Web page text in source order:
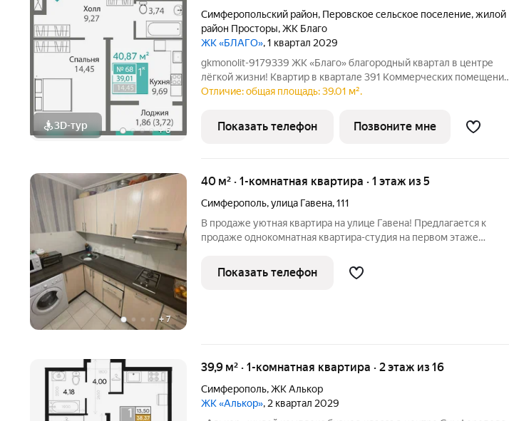
3D-тур +6
Симферопольский район, Перовское сельское поселение,жилой
район Просторы,ЖК Благо
ЖК «БЛАГО», 1 квартал 2029
gkmonolit-9179339 ЖК «Благо» благородный квартал в центре
лёгкой жизни! Квартир в квартале 391 Коммерческих помещений
43 Высота потолков 2, 85 м Крышная газовая котельня
ключей: II кв.
Отличие: общая площадь: 39.01 м².
Показать телефон Позвоните мне
+ 7
40 м² · 1-комнатная квартира · 1 этаж из 5
Симферополь,улица Гавена,111
В продаже уютная квартира на улице Гавена! Предлагается к
продаже однокомнатная квартира-студия на первом этаже
выполнен современный ремонт. Остается вся мебель и техника.
Установлены все
Показать телефон
39,9 м² · 1-комнатная квартира · 2 этаж из 16
Симферополь,ЖК Алькор
ЖК «Алькор», 2 квартал 2029